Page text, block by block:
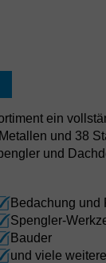
ein
und 38
und
Bedachung und
Spengler-
Bauder
und viele